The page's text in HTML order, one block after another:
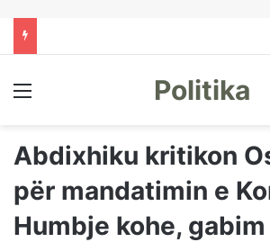
Menu Politika
Abdixhiku kritikon
për mandatimin e
Humbje kohe,